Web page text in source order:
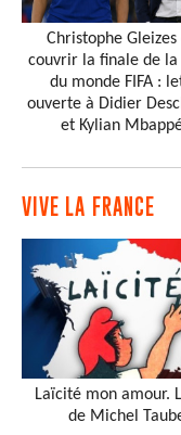
Christophe
couvrir la finale de la
du monde FIFA :
ouverte à Didier
et Kylian
VIVE LA FRANCE
Laïcité mon amour.
de Michel